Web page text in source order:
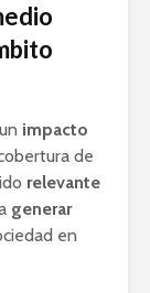
impacto
de
relevante
generar
en